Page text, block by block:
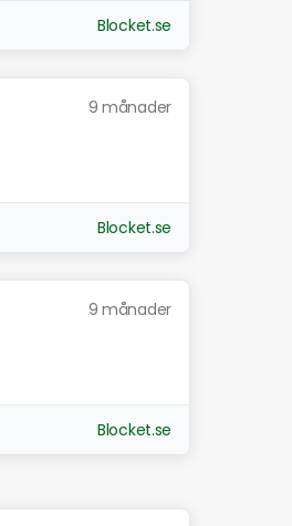
Blocket.se
9 månader
Blocket.se
9 månader
Blocket.se